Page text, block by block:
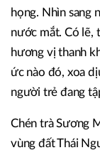
họng. Nhìn sang
nước mắt. Có lẽ,
hương vị thanh
ức nào đó, xoa
người trẻ đang
Chén trà Sương
vùng đất Thái